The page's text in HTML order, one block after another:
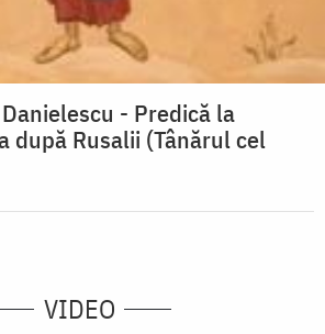
- Predică la
după Rusalii (Tânărul cel
VIDEO